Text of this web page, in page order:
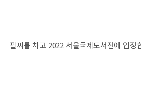
팔찌를 차고 2022 서울국제도서전에 입장